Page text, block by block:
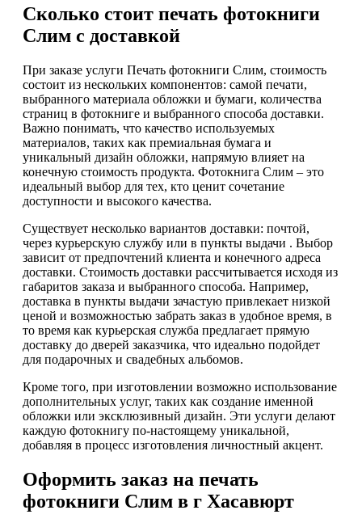
Сколько стоит печать фотокниги
Слим с доставкой
При заказе услуги Печать фотокниги Слим, стоимость
состоит из нескольких компонентов: самой печати,
выбранного материала обложки и бумаги, количества
страниц в фотокниге и выбранного способа доставки.
Важно понимать, что качество используемых
материалов, таких как премиальная бумага и
уникальный дизайн обложки, напрямую влияет на
конечную стоимость продукта. Фотокнига Слим – это
идеальный выбор для тех, кто ценит сочетание
доступности и высокого качества.
Существует несколько вариантов доставки: почтой,
через курьерскую службу или в пункты выдачи . Выбор
зависит от предпочтений клиента и конечного адреса
доставки. Стоимость доставки рассчитывается исходя из
габаритов заказа и выбранного способа. Например,
доставка в пункты выдачи зачастую привлекает низкой
ценой и возможностью забрать заказ в удобное время, в
то время как курьерская служба предлагает прямую
доставку до дверей заказчика, что идеально подойдет
для подарочных и свадебных альбомов.
Кроме того, при изготовлении возможно использование
дополнительных услуг, таких как создание именной
обложки или эксклюзивный дизайн. Эти услуги делают
каждую фотокнигу по-настоящему уникальной,
добавляя в процесс изготовления личностный акцент.
Оформить заказ на печать
фотокниги Слим в г Хасавюрт